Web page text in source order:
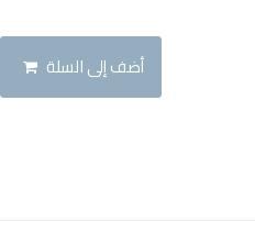
أضف إلى السلة